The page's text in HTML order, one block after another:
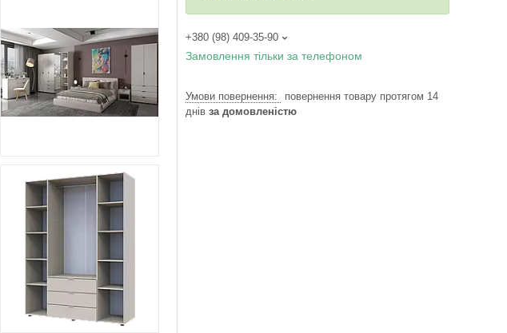
+380 (98) 409-35-90
Замовлення тільки за телефоном
повернення товару протягом 14
днів за домовленістю